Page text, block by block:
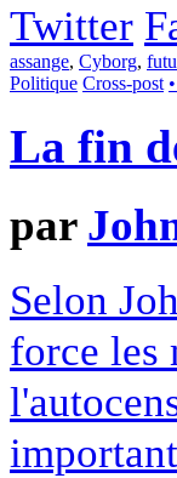
Twitter
assange, Cyborg,
Politique Cross-post
La fin
par
Selon
force les